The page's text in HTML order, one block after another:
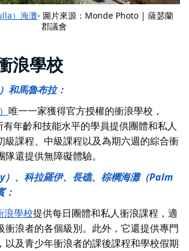
）海灘- 圖片來源：Monde Photo | 薩瑟蘭
郡議會
浪學校
和馬魯布拉：
唯一一家獲得官方授權的衝浪學校，
有年齡和技能水平的學員提供團體和私人
級課程、中級課程以及為期六週的綜合衝
還提供無障礙體驗。
、科拉羅伊、長礁、棕櫚海灘（Palm
：
浪學校提供每日團體和私人衝浪課程，適
衝浪者的各個級別。此外，它還提供專門
以及青少年衝浪者的課後課程和學校假期